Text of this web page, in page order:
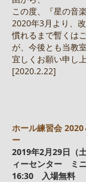
この度、『星の音
2020年3月より、
慣れるまで暫くは
が、今後とも当教室
宜しくお願い
[2020.2.22]
ホール練習会
ー
2019年2月29日（
ィーセンター ミ
16:30 入場無料